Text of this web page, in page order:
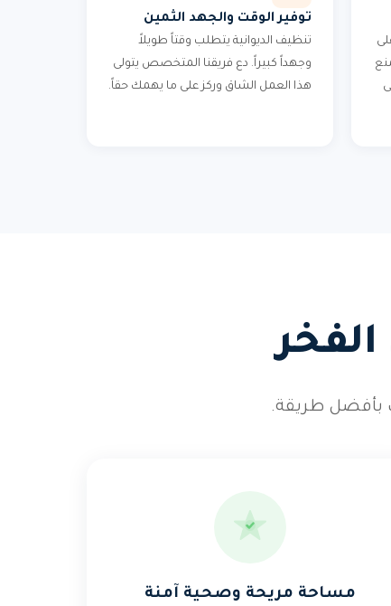
توفير الوقت والجهد الثمين
تنظيف الديوانية يتطلب وقتاً طويلاً
وجهداً كبيراً. دع فريقنا المتخصص يتولى
هذا العمل الشاق وركز على ما يهمك حقاً.
بأفضل طريقة.
مساحة مريحة وصحية آمنة